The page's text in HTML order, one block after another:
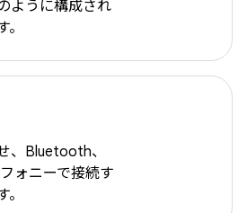
ように構成され
、Bluetooth、
ォニーで接続す